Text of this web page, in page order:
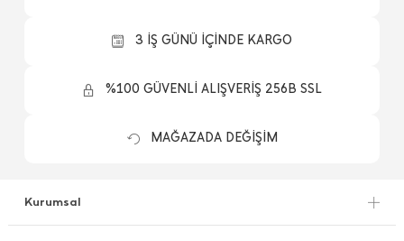
3 İŞ GÜNÜ İÇİNDE KARGO
%100 GÜVENLİ ALIŞVERİŞ 256B SSL
MAĞAZADA DEĞİŞİM
Kurumsal